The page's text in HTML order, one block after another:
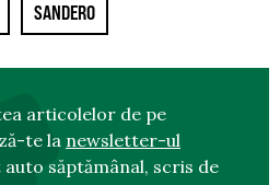
SANDERO
articolelor de pe
te la newsletter-ul
săptămânal, scris de